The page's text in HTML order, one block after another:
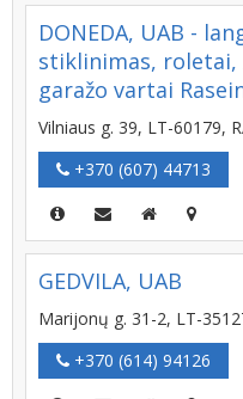
DONEDA, UAB -
stiklinimas, roletai,
garažo vartai
Vilniaus g. 39, LT-60179,
+370 (607) 44713
GEDVILA, UAB
Marijonų g. 31-2, LT-
+370 (614) 94126